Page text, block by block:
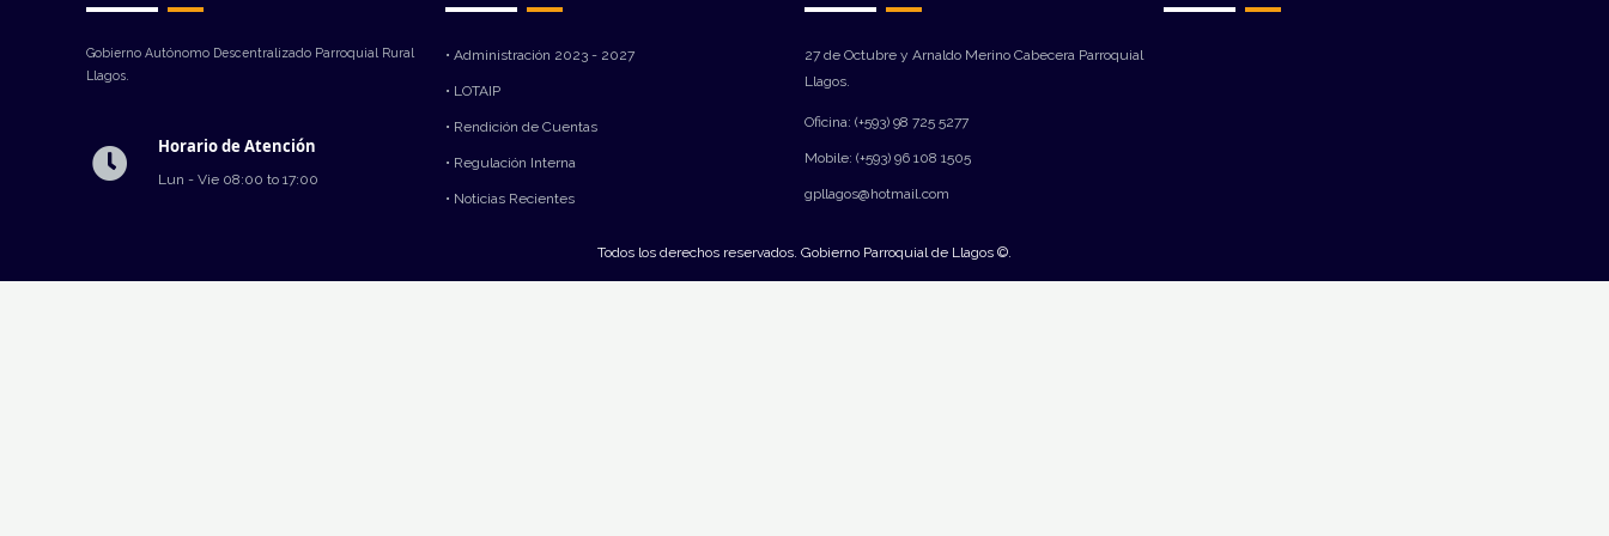
Gobierno Autónomo Descentralizado Parroquial Rural
Llagos.
Horario de Atención
Lun - Vie 08:00 to 17:00
• Administración 2023 - 2027
• LOTAIP
• Rendición de Cuentas
• Regulación Interna
• Noticias Recientes
27 de Octubre y Arnaldo Merino Cabecera Parroquial
Llagos.
Oficina: (+593) 98 725 5277
Mobile: (+593) 96 108 1505
gpllagos@hotmail.com
Todos los derechos reservados. Gobierno Parroquial de Llagos ©.